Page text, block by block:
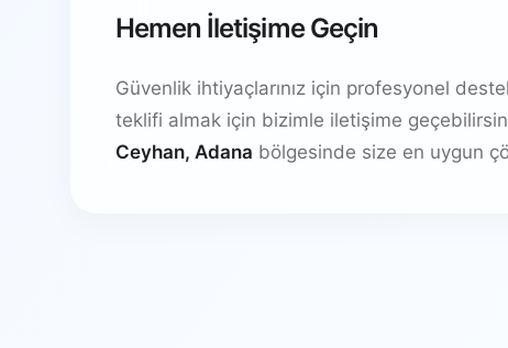
Hemen İletişime Geçin
Güvenlik ihtiyaçlarınız için profesyonel
teklifi almak için bizimle iletişime
Ceyhan, Adana bölgesinde size en uygun